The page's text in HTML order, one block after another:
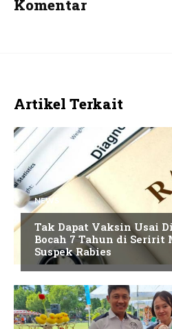
Komentar
Artikel Terkait
NEWS
Tak Dapat Vaksin Usai
Bocah 7 Tahun di Seririt
Suspek Rabies